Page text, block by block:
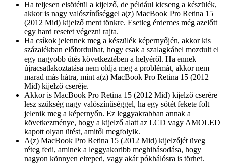
Ha teljesen elsötétül a kijelző, de például kicseng a készülék,
akkor is nagy valószínűséggel a(z) MacBook Pro Retina 15
(2012 Mid) kijelző ment tönkre. Esetleg érdemes még azelőtt
egy hard resetet végezni rajta.
Ha csíkok jelennek meg a készülék képernyőjén, akkor kis
százalékban előfordulhat, hogy csak a szalagkábel mozdult el
egy nagyobb ütés következtében a helyéről. Ha ennek
újracsatlakoztatása nem oldja meg a problémát, akkor nem
marad más hátra, mint a(z) MacBook Pro Retina 15 (2012
Mid) kijelző cseréje.
Akkor is MacBook Pro Retina 15 (2012 Mid) kijelző cserére
lesz szükség nagy valószínűséggel, ha egy sötét fekete folt
jelenik meg a képernyőn. Ez leggyakrabban annak a
következménye, hogy a kijelző alatt az LCD vagy AMOLED
kapott olyan ütést, amitől megfolyik.
A(z) MacBook Pro Retina 15 (2012 Mid) kijelzőjét üveg
réteg fedi, aminek a leggyakoribb meghibásodása, hogy
nagyon könnyen elreped, vagy akár pókhálósra is törhet.